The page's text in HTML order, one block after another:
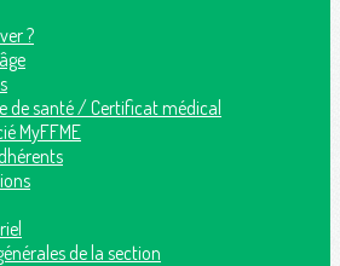
?
de santé / Certificat médical
MyFFME
de la section